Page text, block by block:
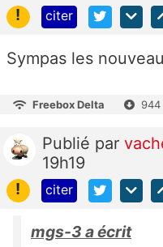
!
citer
Sympas les
Freebox Delta
Publié par
19h19
!
citer
mgs-3 a écrit